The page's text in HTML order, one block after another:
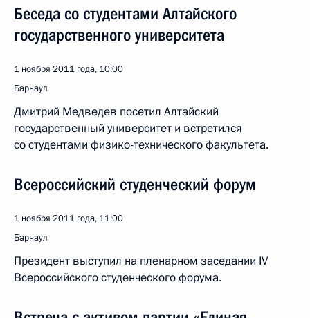
Беседа со студентами Алтайского
государственного университета
1 ноября 2011 года, 10:00
Барнаул
Дмитрий Медведев посетил Алтайский
государственный университет и встретился
со студентами физико-технического факультета.
Всероссийский студенческий форум
1 ноября 2011 года, 11:00
Барнаул
Президент выступил на пленарном заседании IV
Всероссийского студенческого форума.